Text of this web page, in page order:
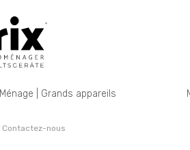
Ménage | Grands appareils
Contactez-nous